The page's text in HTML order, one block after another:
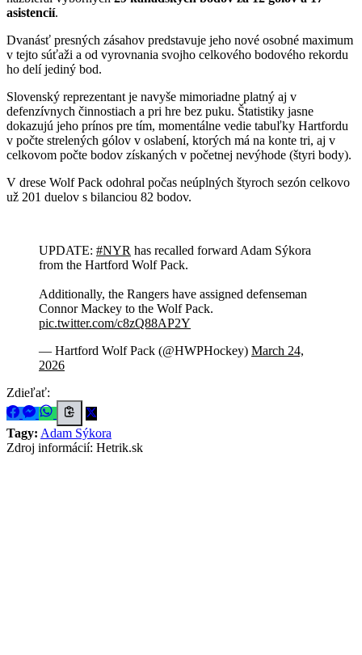
asistencií.
Dvanásť presných zásahov predstavuje jeho nové osobné maximum
v tejto súťaži a od vyrovnania svojho celkového bodového rekordu
ho delí jediný bod.
Slovenský reprezentant je navyše mimoriadne platný aj v
defenzívnych činnostiach a pri hre bez puku. Štatistiky jasne
dokazujú jeho prínos pre tím, momentálne vedie tabuľky Hartfordu
v počte strelených gólov v oslabení, ktorých má na konte tri, aj v
celkovom počte bodov získaných v početnej nevýhode (štyri body).
V drese Wolf Pack odohral počas neúplných štyroch sezón celkovo
už 201 duelov s bilanciou 82 bodov.
UPDATE: #NYR has recalled forward Adam Sýkora
from the Hartford Wolf Pack.
Additionally, the Rangers have assigned defenseman
Connor Mackey to the Wolf Pack.
pic.twitter.com/c8zQ88AP2Y
— Hartford Wolf Pack (@HWPHockey) March 24,
2026
Zdieľať:
Tagy: Adam Sýkora
Zdroj informácií: Hetrik.sk